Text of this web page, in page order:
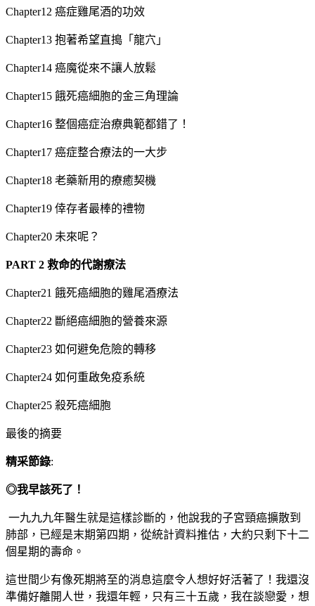
Chapter12 癌症雞尾酒的功效
Chapter13 抱著希望直搗「龍穴」
Chapter14 癌魔從來不讓人放鬆
Chapter15 餓死癌細胞的金三角理論
Chapter16 整個癌症治療典範都錯了！
Chapter17 癌症整合療法的一大步
Chapter18 老藥新用的療癒契機
Chapter19 倖存者最棒的禮物
Chapter20 未來呢？
PART 2 救命的代謝療法
Chapter21 餓死癌細胞的雞尾酒療法
Chapter22 斷絕癌細胞的營養來源
Chapter23 如何避免危險的轉移
Chapter24 如何重啟免疫系統
Chapter25 殺死癌細胞
最後的摘要
精采節錄:
◎我早該死了！
一九九九年醫生就是這樣診斷的，他說我的子宮頸癌擴散到
肺部，已經是末期第四期，從統計資料推估，大約只剩下十二
個星期的壽命。
這世間少有像死期將至的消息這麼令人想好好活著了！我還沒
準備好離開人世，我還年輕，只有三十五歲，我在談戀愛，想